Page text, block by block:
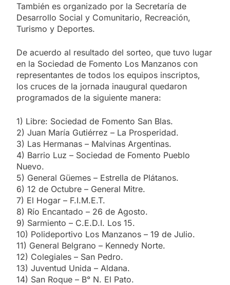
También es organizado por la Secretaría de
Desarrollo Social y Comunitario, Recreación,
Turismo y Deportes.
De acuerdo al resultado del sorteo, que tuvo lugar
en la Sociedad de Fomento Los Manzanos con
representantes de todos los equipos inscriptos,
los cruces de la jornada inaugural quedaron
programados de la siguiente manera:
1) Libre: Sociedad de Fomento San Blas.
2) Juan María Gutiérrez – La Prosperidad.
3) Las Hermanas – Malvinas Argentinas.
4) Barrio Luz – Sociedad de Fomento Pueblo
Nuevo.
5) General Güemes – Estrella de Plátanos.
6) 12 de Octubre – General Mitre.
7) El Hogar – F.I.M.E.T.
8) Río Encantado – 26 de Agosto.
9) Sarmiento – C.E.D.I. Los 15.
10) Polideportivo Los Manzanos – 19 de Julio.
11) General Belgrano – Kennedy Norte.
12) Colegiales – San Pedro.
13) Juventud Unida – Aldana.
14) San Roque – B° N. El Pato.